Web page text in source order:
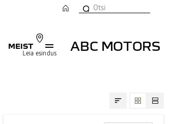
Leia esindus
ABC MOTORS
MEIST